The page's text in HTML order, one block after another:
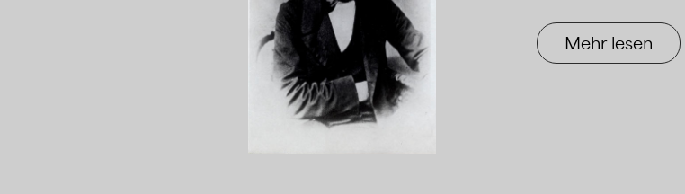
Mehr lesen